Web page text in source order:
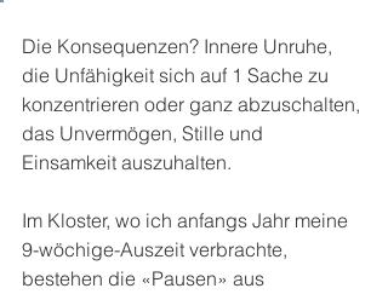
Die Konsequenzen? Innere Unruhe,
die Unfähigkeit sich auf 1 Sache zu
konzentrieren oder ganz abzuschalten,
das Unvermögen, Stille und
Einsamkeit auszuhalten.
Im Kloster, wo ich anfangs Jahr meine
9-wöchige-Auszeit verbrachte,
bestehen die «Pausen» aus